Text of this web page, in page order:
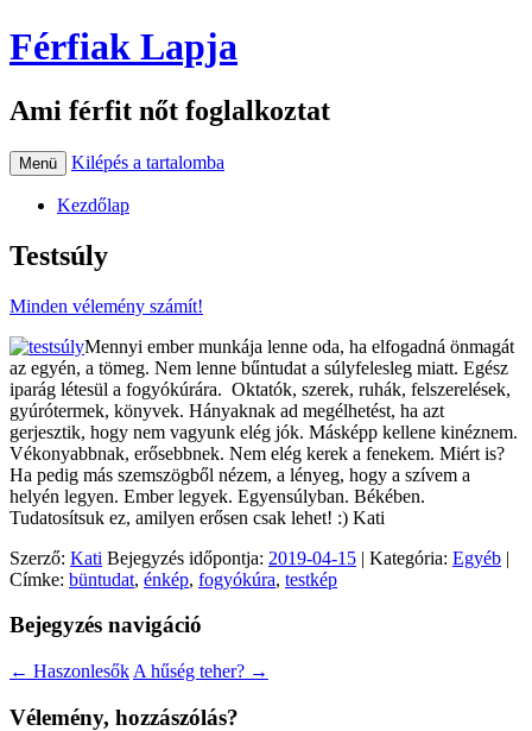
Férfiak Lapja
Ami férfit nőt foglalkoztat
Menü Kilépés a tartalomba
Kezdőlap
Testsúly
Minden vélemény számít!
Mennyi ember munkája lenne oda, ha elfogadná önmagát
az egyén, a tömeg. Nem lenne bűntudat a súlyfelesleg miatt. Egész
iparág létesül a fogyókúrára. Oktatók, szerek, ruhák, felszerelések,
gyúrótermek, könyvek. Hányaknak ad megélhetést, ha azt
gerjesztik, hogy nem vagyunk elég jók. Másképp kellene kinéznem.
Vékonyabbnak, erősebbnek. Nem elég kerek a fenekem. Miért is?
Ha pedig más szemszögből nézem, a lényeg, hogy a szívem a
helyén legyen. Ember legyek. Egyensúlyban. Békében.
Tudatosítsuk ez, amilyen erősen csak lehet! :) Kati
Szerző: Kati Bejegyzés időpontja: 2019-04-15 | Kategória: Egyéb |
Címke: büntudat, énkép, fogyókúra, testkép
Bejegyzés navigáció
← Haszonlesők A hűség teher? →
Vélemény, hozzászólás?